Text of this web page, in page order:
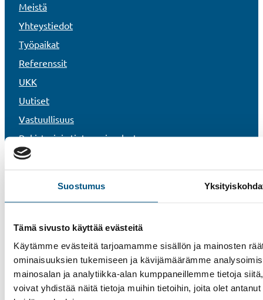
Suostumus
Tämä sivusto käyttää evästeitä
Käytämme evästeitä tarjoamamme sisällön ja mainosten
ominaisuuksien tukemiseen ja kävijämäärämme
mainosalan ja analytiikka-alan kumppaneillemme tietoja
voivat yhdistää näitä tietoja muihin tietoihin, joita olet
Meistä
Yhteystiedot
Työpaikat
Referenssit
UKK
Uutiset
Vastuullisuus
Rekisteri- ja tietosuojaseloste
Tietoa evästeistä